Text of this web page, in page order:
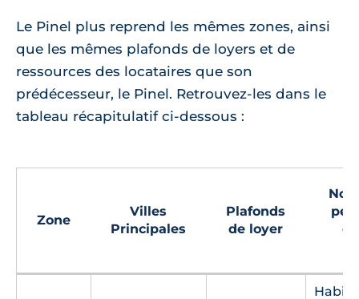
Le Pinel plus reprend les mêmes zones, ainsi
que les mêmes plafonds de loyers et de
ressources des locataires que son
prédécesseur, le Pinel. Retrouvez-les dans le
tableau récapitulatif ci-dessous :
Zone
Villes
Principales
Plafonds
de loyer